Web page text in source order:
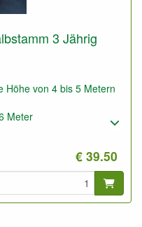
3 Jährig
Höhe von 4 bis 5 Metern
Meter
€ 39.50